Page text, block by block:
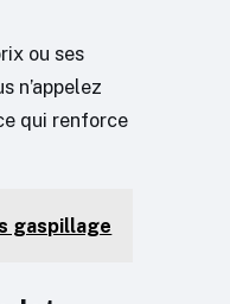
ou ses
n’appelez
qui renforce
gaspillage